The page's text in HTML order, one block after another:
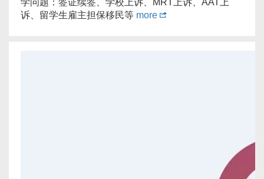
诉、留学生雇主担保移民等 more